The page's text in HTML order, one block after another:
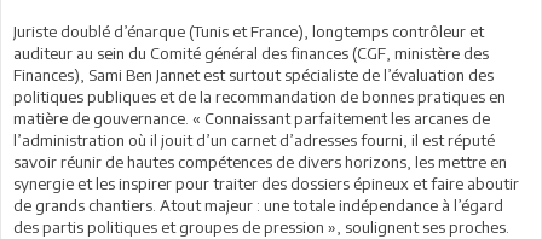
Juriste doublé d’énarque (Tunis et France), longtemps contrôleur et
auditeur au sein du Comité général des finances (CGF, ministère des
Finances), Sami Ben Jannet est surtout spécialiste de l’évaluation des
politiques publiques et de la recommandation de bonnes pratiques en
matière de gouvernance. « Connaissant parfaitement les arcanes de
l’administration où il jouit d’un carnet d’adresses fourni, il est réputé
savoir réunir de hautes compétences de divers horizons, les mettre en
synergie et les inspirer pour traiter des dossiers épineux et faire aboutir
de grands chantiers. Atout majeur : une totale indépendance à l’égard
des partis politiques et groupes de pression », soulignent ses proches.